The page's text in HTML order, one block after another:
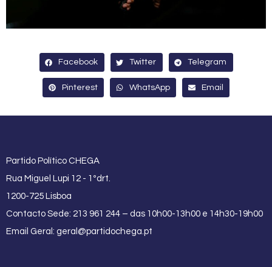
Facebook Twitter Telegram
Pinterest WhatsApp Email
Partido Político CHEGA
Rua Miguel Lupi 12 - 1ºdrt.
1200-725 Lisboa
Contacto Sede: 213 961 244 – das 10h00-13h00 e 14h30-19h00
Email Geral: geral@partidochega.pt